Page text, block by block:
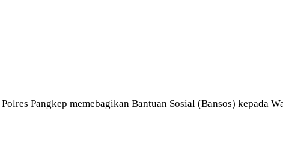
Polres Pangkep memebagikan Bantuan Sosial (Bansos) kepada